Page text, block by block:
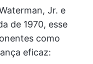
Jr. e
de 1970, esse
como
eficaz: